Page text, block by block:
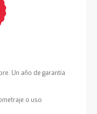
Un año de garantía
o uso